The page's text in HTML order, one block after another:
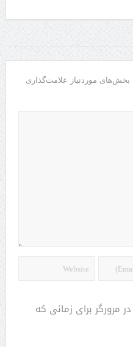
بخش‌های موردنیاز علامت‌گذاری
مرورگر برای زمانی که